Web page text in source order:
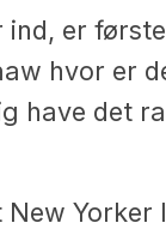
er
hvor er
have det
Yorker